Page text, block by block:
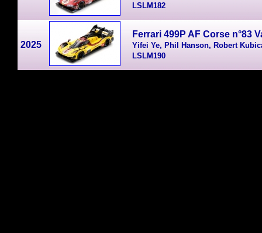
LSLM182
2025
Ferrari 499P AF Corse n°83
Yifei Ye, Phil Hanson, Robert
LSLM190